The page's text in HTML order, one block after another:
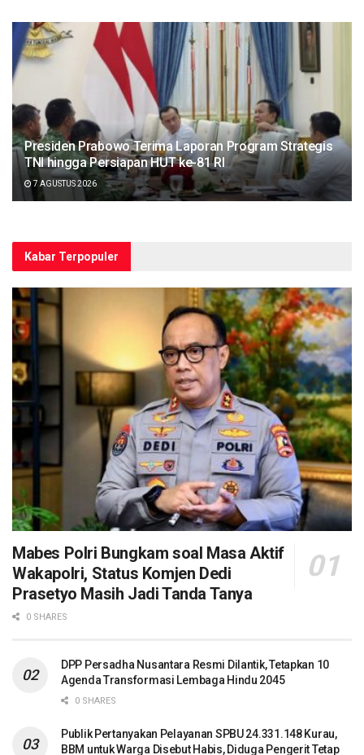
Presiden Prabowo Terima Laporan Program Strategis
TNI hingga Persiapan HUT ke-81 RI
7 AGUSTUS 2026
Kabar Terpopuler
Mabes Polri Bungkam soal Masa Aktif
Wakapolri, Status Komjen Dedi
Prasetyo Masih Jadi Tanda Tanya
0 SHARES
DPP Persadha Nusantara Resmi Dilantik, Tetapkan 10
Agenda Transformasi Lembaga Hindu 2045
0 SHARES
Publik Pertanyakan Pelayanan SPBU 24.331.148 Kurau,
BBM untuk Warga Disebut Habis, Diduga Pengerit Tetap